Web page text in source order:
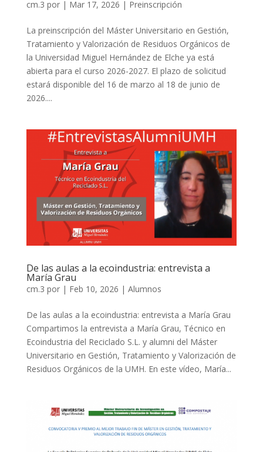
cm.3 por | Mar 17, 2026 | Preinscripción
La preinscripción del Máster Universitario en Gestión,
Tratamiento y Valorización de Residuos Orgánicos de
la Universidad Miguel Hernández de Elche ya está
abierta para el curso 2026-2027. El plazo de solicitud
estará disponible del 16 de marzo al 18 de junio de
2026....
De las aulas a la ecoindustria: entrevista a
María Grau
cm.3 por | Feb 10, 2026 | Alumnos
De las aulas a la ecoindustria: entrevista a María Grau
Compartimos la entrevista a María Grau, Técnico en
Ecoindustria del Reciclado S.L. y alumni del Máster
Universitario en Gestión, Tratamiento y Valorización de
Residuos Orgánicos de la UMH. En este vídeo, María...